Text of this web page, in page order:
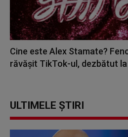
Cine este Alex Stamate?
răvășit TikTok-ul, dezbătut la
ULTIMELE ȘTIRI